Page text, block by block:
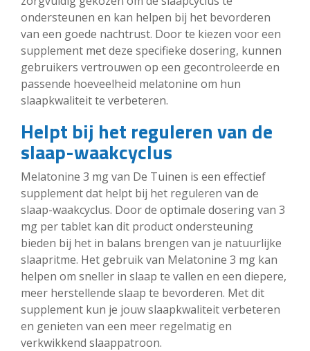
ondersteunen en kan helpen bij het bevorderen
van een goede nachtrust. Door te kiezen voor een
supplement met deze specifieke dosering, kunnen
gebruikers vertrouwen op een gecontroleerde en
passende hoeveelheid melatonine om hun
slaapkwaliteit te verbeteren.
Helpt bij het reguleren van de
slaap-waakcyclus
Melatonine 3 mg van De Tuinen is een effectief
supplement dat helpt bij het reguleren van de
slaap-waakcyclus. Door de optimale dosering van 3
mg per tablet kan dit product ondersteuning
bieden bij het in balans brengen van je natuurlijke
slaapritme. Het gebruik van Melatonine 3 mg kan
helpen om sneller in slaap te vallen en een diepere,
meer herstellende slaap te bevorderen. Met dit
supplement kun je jouw slaapkwaliteit verbeteren
en genieten van een meer regelmatig en
verkwikkend slaappatroon.